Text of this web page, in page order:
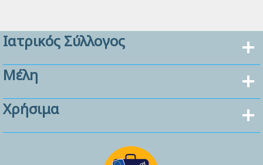
Ιατρικός Σύλλογος
Μέλη
Χρήσιμα